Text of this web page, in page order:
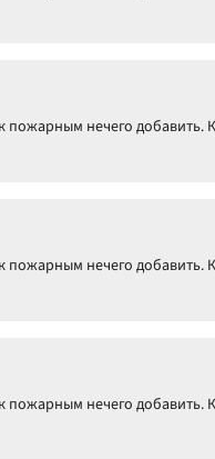
пожарным нечего добавить.
пожарным нечего добавить.
пожарным нечего добавить.